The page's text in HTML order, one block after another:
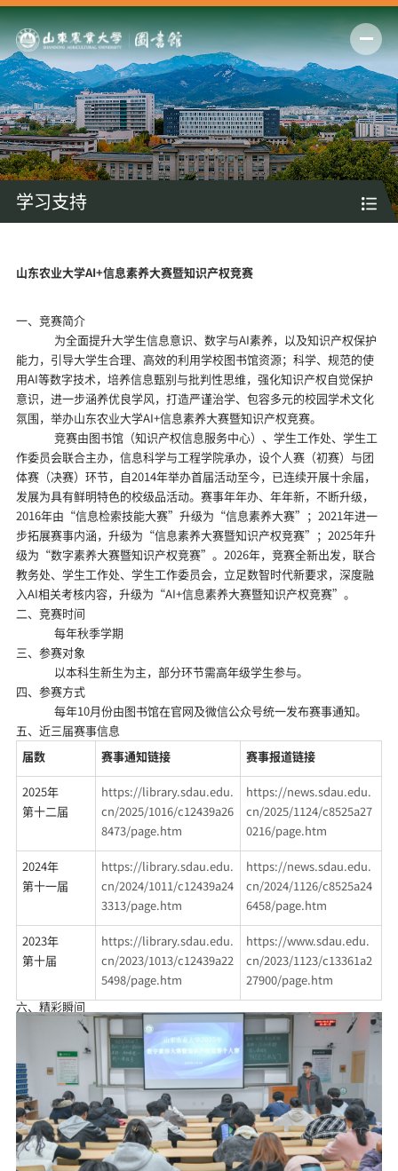
学习支持
山东农业大学AI+信息素养大赛暨知识产权竞赛
一、竞赛简介
为全面提升大学生信息意识、数字与AI素养，以及知识产权保护
能力，引导大学生合理、高效的利用学校图书馆资源；科学、规范的使
用AI等数字技术，培养信息甄别与批判性思维，强化知识产权自觉保护
意识，进一步涵养优良学风，打造严谨治学、包容多元的校园学术文化
氛围，举办山东农业大学AI+信息素养大赛暨知识产权竞赛。
竞赛由图书馆（知识产权信息服务中心）、学生工作处、学生工
作委员会联合主办，信息科学与工程学院承办，设个人赛（初赛）与团
体赛（决赛）环节，自2014年举办首届活动至今，已连续开展十余届，
发展为具有鲜明特色的校级品活动。赛事年年办、年年新，不断升级，
2016年由“信息检索技能大赛”升级为“信息素养大赛”； 2021年进一
步拓展赛事内涵，升级为“信息素养大赛暨知识产权竞赛”； 2025年升
级为“数字素养大赛暨知识产权竞赛”。 2026年，竞赛全新出发，联合
教务处、学生工作处、学生工作委员会，立足数智时代新要求，深度融
入AI相关考核内容，升级为“AI+信息素养大赛暨知识产权竞赛”。
二、竞赛时间
每年秋季学期
三、参赛对象
以本科生新生为主，部分环节需高年级学生参与。
四、参赛方式
每年10月份由图书馆在官网及微信公众号统一发布赛事通知。
五、近三届赛事信息
届数
赛事通知链接 赛事报道链接
2025年
第十二届
https://library.sdau.edu.
cn/2025/1016/c12439a26
8473/page.htm
https://news.sdau.edu.
cn/2025/1124/c8525a27
0216/page.htm
2024年
第十一届
https://library.sdau.edu.
cn/2024/1011/c12439a24
3313/page.htm
https://news.sdau.edu.
cn/2024/1126/c8525a24
6458/page.htm
2023年
第十届
https://library.sdau.edu.
cn/2023/1013/c12439a22
5498/page.htm
https://www.sdau.edu.
cn/2023/1123/c13361a2
27900/page.htm
六、精彩瞬间